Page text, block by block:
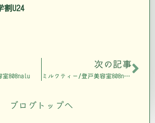
割U24
室808nalu
次の記事
ミルクティー/登戸美容室808nalu
ブログトップへ